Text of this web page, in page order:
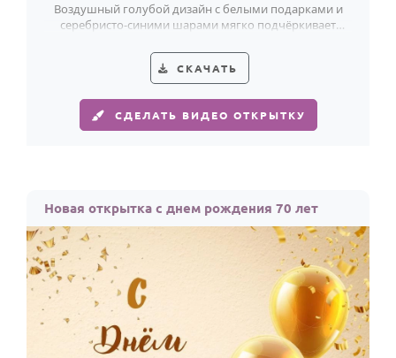
Воздушный голубой дизайн с белыми подарками и
серебристо-синими шарами мягко подчёркивает
СКАЧАТЬ
СДЕЛАТЬ ВИДЕО ОТКРЫТКУ
Новая открытка с днем рождения 70 лет